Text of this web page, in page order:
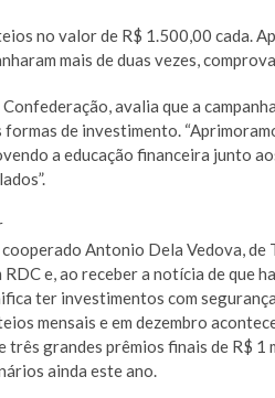
no valor de R$ 1.500,00 cada.
mais de duas vezes,
avalia que a
de investimento.
a educação financeira junto
Antonio Dela Vedova, de
e, ao receber a notícia de que
ter investimentos com
mensais e em dezembro
três grandes prêmios finais de R$
ainda este ano.